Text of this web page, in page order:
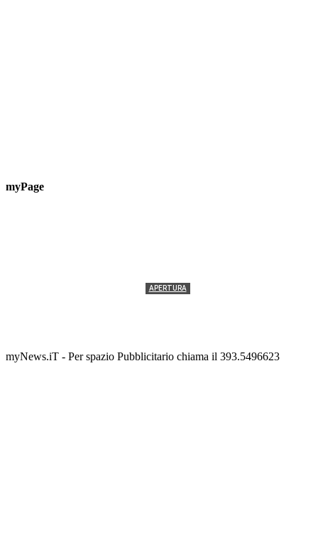
myPage
APERTURA
myNews.iT - Per spazio Pubblicitario chiama il 393.5496623